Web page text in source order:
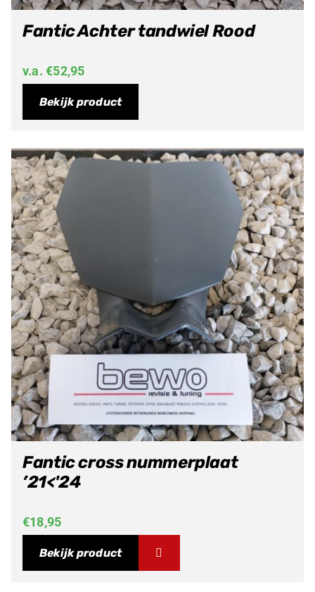
Fantic Achter tandwiel Rood
v.a.€52,95
Bekijk product
Fantic cross nummerplaat
’21<'24
€18,95
Bekijk product